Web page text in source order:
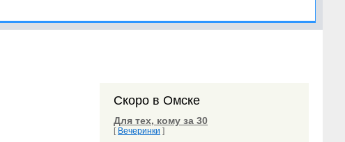
Скоро в Омске
Для тех, кому за 30
[ Вечеринки ]